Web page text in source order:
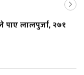
पाए लालपुर्जा, २७१